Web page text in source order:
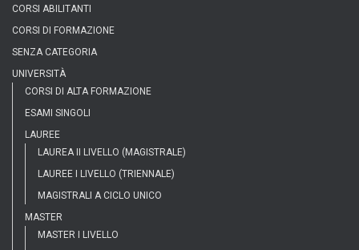
CORSI ABILITANTI
CORSI DI FORMAZIONE
SENZA CATEGORIA
UNIVERSITÀ
CORSI DI ALTA FORMAZIONE
ESAMI SINGOLI
LAUREE
LAUREA II LIVELLO (MAGISTRALE)
LAUREE I LIVELLO (TRIENNALE)
MAGISTRALI A CICLO UNICO
MASTER
MASTER I LIVELLO